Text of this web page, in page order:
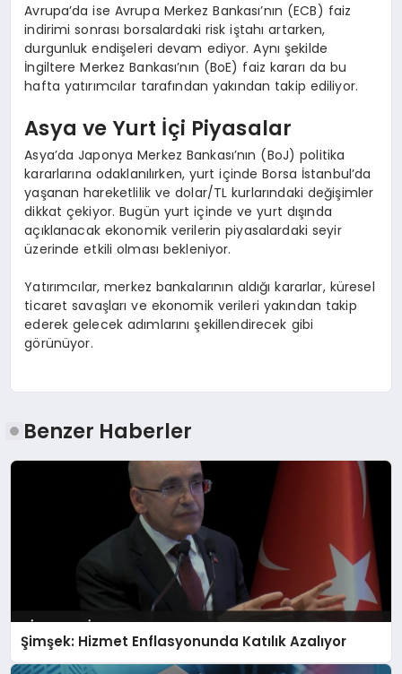
Avrupa’da ise Avrupa Merkez Bankası’nın (ECB) faiz
indirimi sonrası borsalardaki risk iştahı artarken,
durgunluk endişeleri devam ediyor. Aynı şekilde
İngiltere Merkez Bankası’nın (BoE) faiz kararı da bu
hafta yatırımcılar tarafından yakından takip ediliyor.
Asya ve Yurt İçi Piyasalar
Asya’da Japonya Merkez Bankası’nın (BoJ) politika
kararlarına odaklanılırken, yurt içinde Borsa İstanbul’da
yaşanan hareketlilik ve dolar/TL kurlarındaki değişimler
dikkat çekiyor. Bugün yurt içinde ve yurt dışında
açıklanacak ekonomik verilerin piyasalardaki seyir
üzerinde etkili olması bekleniyor.
Yatırımcılar, merkez bankalarının aldığı kararlar, küresel
ticaret savaşları ve ekonomik verileri yakından takip
ederek gelecek adımlarını şekillendirecek gibi
görünüyor.
Benzer Haberler
Şimşek: Hizmet Enflasyonunda Katılık Azalıyor